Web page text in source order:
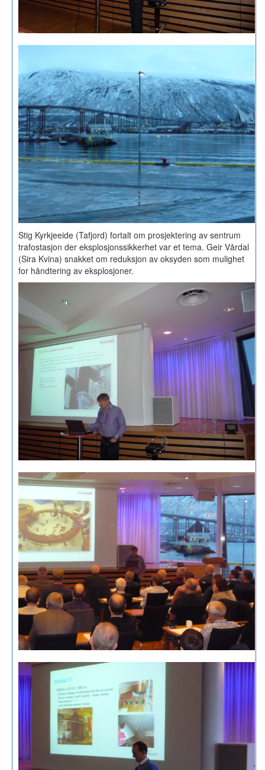
Stig Kyrkjeeide (Tafjord) fortalt om prosjektering av sentrum
trafostasjon der eksplosjonssikkerhet var et tema. Geir Vårdal
(Sira Kvina) snakket om reduksjon av oksyden som mulighet
for håndtering av eksplosjoner.